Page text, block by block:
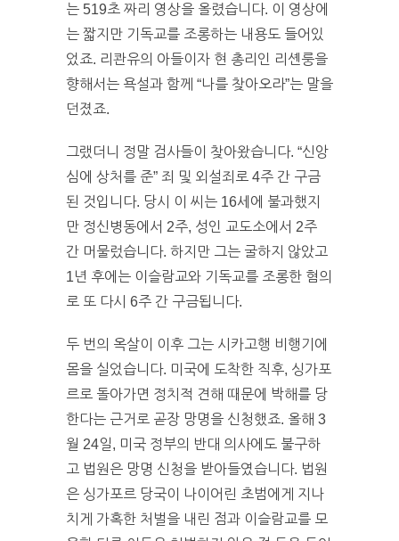
는 519초 짜리 영상을 올렸습니다. 이 영상에
는 짧지만 기독교를 조롱하는 내용도 들어있
었죠. 리콴유의 아들이자 현 총리인 리셴룽을
향해서는 욕설과 함께 “나를 찾아오라”는 말을
던졌죠.
그랬더니 정말 검사들이 찾아왔습니다. “신앙
심에 상처를 준” 죄 및 외설죄로 4주 간 구금
된 것입니다. 당시 이 씨는 16세에 불과했지
만 정신병동에서 2주, 성인 교도소에서 2주
간 머물렀습니다. 하지만 그는 굴하지 않았고
1년 후에는 이슬람교와 기독교를 조롱한 혐의
로 또 다시 6주 간 구금됩니다.
두 번의 옥살이 이후 그는 시카고행 비행기에
몸을 실었습니다. 미국에 도착한 직후, 싱가포
르로 돌아가면 정치적 견해 때문에 박해를 당
한다는 근거로 곧장 망명을 신청했죠. 올해 3
월 24일, 미국 정부의 반대 의사에도 불구하
고 법원은 망명 신청을 받아들였습니다. 법원
은 싱가포르 당국이 나이어린 초범에게 지나
치게 가혹한 처벌을 내린 점과 이슬람교를 모